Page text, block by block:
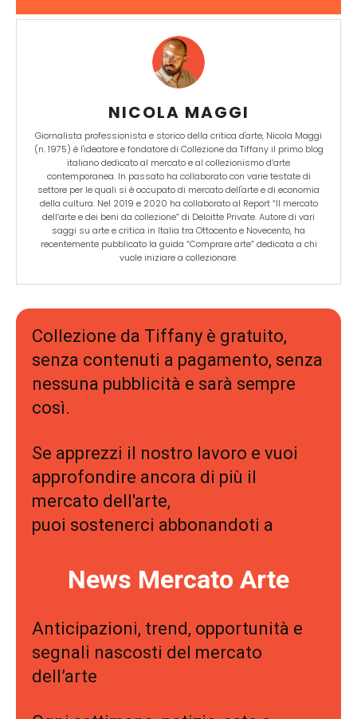
NICOLA MAGGI
Giornalista professionista e storico della critica d'arte, Nicola Maggi
(n. 1975) è l'ideatore e fondatore di Collezione da Tiffany il primo blog
italiano dedicato al mercato e al collezionismo d’arte
contemporanea. In passato ha collaborato con varie testate di
settore per le quali si è occupato di mercato dell'arte e di economia
della cultura. Nel 2019 e 2020 ha collaborato al Report “Il mercato
dell’arte e dei beni da collezione” di Deloitte Private. Autore di vari
saggi su arte e critica in Italia tra Ottocento e Novecento, ha
recentemente pubblicato la guida “Comprare arte” dedicata a chi
vuole iniziare a collezionare.
Collezione da Tiffany è gratuito,
senza contenuti a pagamento, senza
nessuna pubblicità e sarà sempre
così.
Se apprezzi il nostro lavoro e vuoi
approfondire ancora di più il
mercato dell'arte,
puoi sostenerci abbonandoti a
News Mercato Arte
Anticipazioni, trend, opportunità e
segnali nascosti del mercato
dell’arte